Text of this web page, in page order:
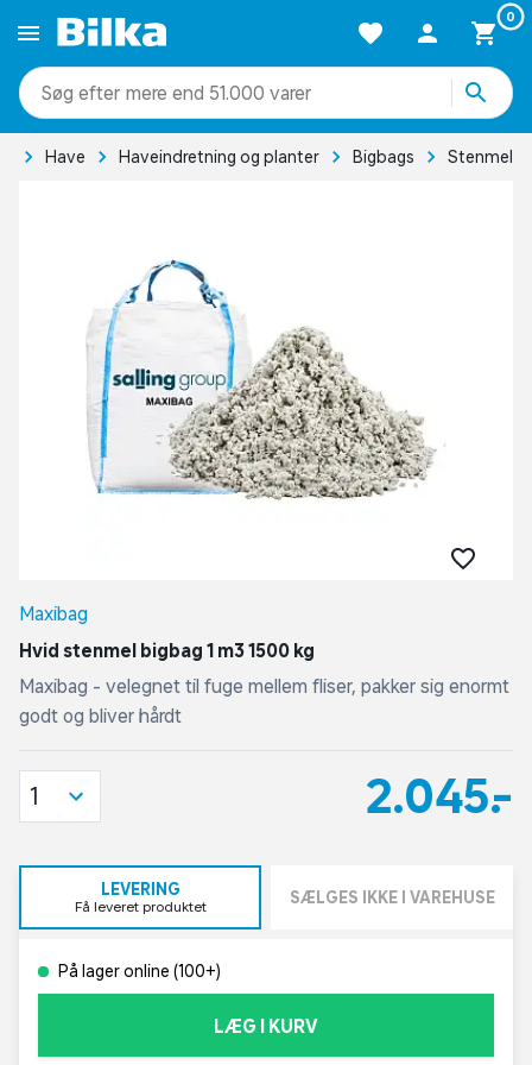
0
mere end 51.000 varer
Have Haveindretning og planter Bigbags Stenmel
Maxibag
Hvid stenmel bigbag 1 m3 1500 kg
Maxibag - velegnet til fuge mellem fliser, pakker sig enormt
godt og bliver hårdt
2.045,-
1
LEVERING
Få leveret produktet SÆLGES IKKE I VAREHUSE
På lager online (100+)
LÆG I KURV